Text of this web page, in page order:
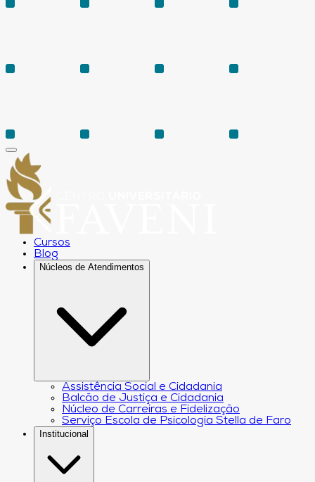
Cursos
Blog
Núcleos de Atendimentos
Assistência Social e Cidadania
Balcão de Justiça e Cidadania
Núcleo de Carreiras e Fidelização
Serviço Escola de Psicologia Stella de Faro
Institucional